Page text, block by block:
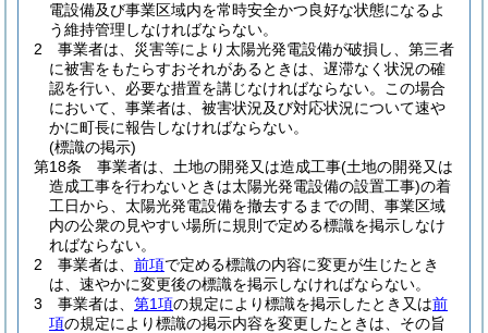
電設備及び事業区域内を常時安全かつ良好な状態になるよ
う維持管理しなければならない。
2
事業者は、災害等により太陽光発電設備が破損し、第三者
に被害をもたらすおそれがあるときは、遅滞なく状況の確
認を行い、必要な措置を講じなければならない。
この場合
において、事業者は、被害状況及び対応状況について速や
かに町長に報告しなければならない。
(標識の掲示)
第18条
事業者は、土地の開発又は造成工事(土地の開発又は
造成工事を行わないときは太陽光発電設備の設置工事)の着
工日から、太陽光発電設備を撤去するまでの間、事業区域
内の公衆の見やすい場所に規則で定める標識を掲示しなけ
ればならない。
2
事業者は、 前項で定める標識の内容に変更が生じたとき
は、速やかに変更後の標識を掲示しなければならない。
3
事業者は、 第1項の規定により標識を掲示したとき又は前
項の規定により標識の掲示内容を変更したときは、その旨